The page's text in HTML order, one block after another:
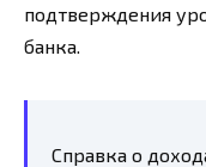
подтверждения
банка.
Справка о